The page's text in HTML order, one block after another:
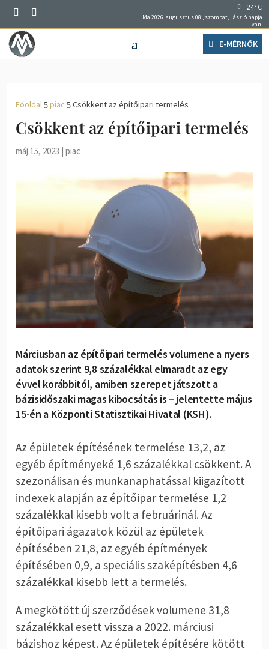
24° C
Ma 2026. augusztus 08., szombat, László napja
van.
E-MÉRNÖK
Főoldal 5 piac 5 Csökkent az építőipari termelés
Csökkent az építőipari termelés
máj 15, 2023 |piac
Márciusban az építőipari termelés volumene a nyers
adatok szerint 9,8 százalékkal elmaradt az egy
évvel korábbitól, amiben szerepet játszott a
bázisidőszaki magas kibocsátás is – jelentette május
15-én a Központi Statisztikai Hivatal (KSH).
Az épületek építésének termelése 13,2, az
egyéb építményeké 1,6 százalékkal csökkent. A
szezonálisan és munkanaphatással kiigazított
indexek alapján az építőipar termelése 1,2
százalékkal kisebb volt a februárinál. Az
építőipari ágazatok közül az épületek
építésében 21,8, az egyéb építmények
építésében 0,9, a speciális szaképítésben 4,6
százalékkal kisebb lett a termelés.
A megkötött új szerződések volumene 31,8
százalékkal esett vissza a 2022. márciusi
bázishoz képest. Az épületek építésére kötött